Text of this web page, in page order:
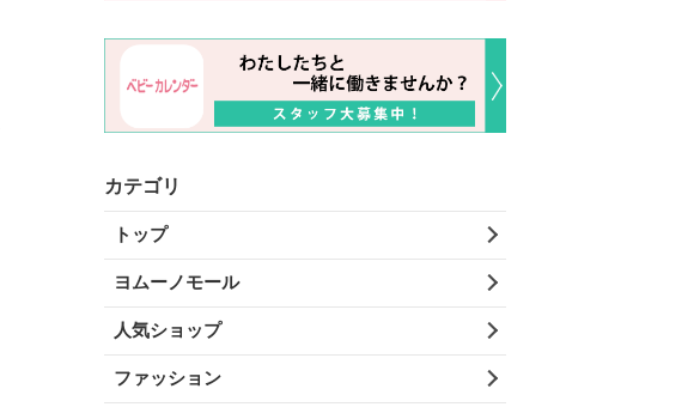
カテゴリ
トップ
ヨムーノモール
人気ショップ
ファッション